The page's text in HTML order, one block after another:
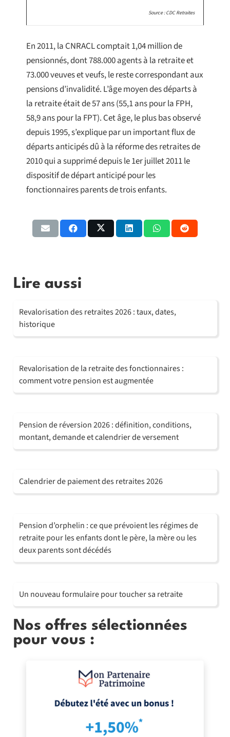
Source : CDC Retraites
En 2011, la CNRACL comptait 1,04 million de
pensionnés, dont 788.000 agents à la retraite et
73.000 veuves et veufs, le reste correspondant aux
pensions d’invalidité. L’âge moyen des départs à
la retraite était de 57 ans (55,1 ans pour la FPH,
58,9 ans pour la FPT). Cet âge, le plus bas observé
depuis 1995, s’explique par un important flux de
départs anticipés dû à la réforme des retraites de
2010 qui a supprimé depuis le 1er juillet 2011 le
dispositif de départ anticipé pour les
fonctionnaires parents de trois enfants.
Lire aussi
Revalorisation des retraites 2026 : taux, dates,
historique
Revalorisation de la retraite des fonctionnaires :
comment votre pension est augmentée
Pension de réversion 2026 : définition, conditions,
montant, demande et calendrier de versement
Calendrier de paiement des retraites 2026
Pension d’orphelin : ce que prévoient les régimes de
retraite pour les enfants dont le père, la mère ou les
deux parents sont décédés
Un nouveau formulaire pour toucher sa retraite
Nos offres sélectionnées
pour vous :